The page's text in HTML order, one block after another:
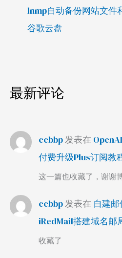
lnmp自动备份网站文件
谷歌云盘
最新评论
ccbbp发表在
付费升级Plus订阅教
这一篇也收藏了，谢谢
ccbbp发表在 自建
iRedMail搭建域名邮
收藏了